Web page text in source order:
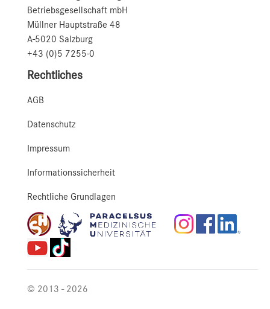
Betriebsgesellschaft mbH
Müllner Hauptstraße 48
A-5020 Salzburg
+43 (0)5 7255-0
Rechtliches
AGB
Datenschutz
Impressum
Informationssicherheit
Rechtliche Grundlagen
© 2013 - 2026